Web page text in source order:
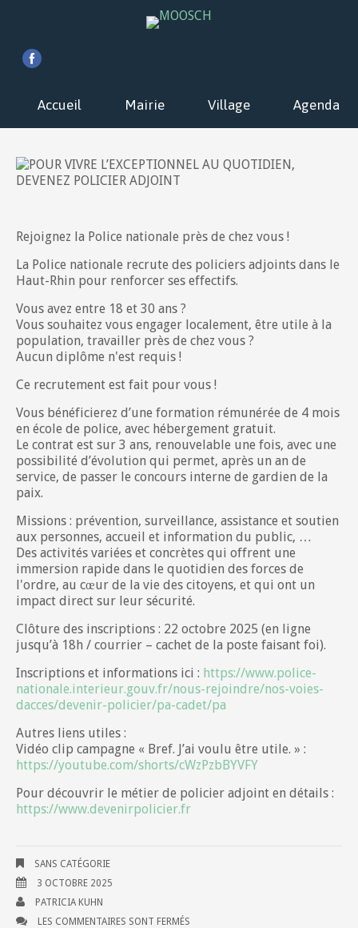
Accueil Mairie Village Agenda
Rejoignez la Police nationale près de chez vous !
La Police nationale recrute des policiers adjoints dans le
Haut-Rhin pour renforcer ses effectifs.
Vous avez entre 18 et 30 ans ?
Vous souhaitez vous engager localement, être utile à la
population, travailler près de chez vous ?
Aucun diplôme n'est requis !
Ce recrutement est fait pour vous !
Vous bénéficierez d’une formation rémunérée de 4 mois
en école de police, avec hébergement gratuit.
Le contrat est sur 3 ans, renouvelable une fois, avec une
possibilité d’évolution qui permet, après un an de
service, de passer le concours interne de gardien de la
paix.
Missions : prévention, surveillance, assistance et soutien
aux personnes, accueil et information du public, …
Des activités variées et concrètes qui offrent une
immersion rapide dans le quotidien des forces de
l'ordre, au cœur de la vie des citoyens, et qui ont un
impact direct sur leur sécurité.
Clôture des inscriptions : 22 octobre 2025 (en ligne
jusqu’à 18h / courrier – cachet de la poste faisant foi).
Inscriptions et informations ici : https://www.police-
nationale.interieur.gouv.fr/nous-rejoindre/nos-voies-
dacces/devenir-policier/pa-cadet/pa
Autres liens utiles :
Vidéo clip campagne « Bref. J’ai voulu être utile. » :
https://youtube.com/shorts/cWzPzbBYVFY
Pour découvrir le métier de policier adjoint en détails :
https://www.devenirpolicier.fr
SANS CATÉGORIE
3 OCTOBRE 2025
PATRICIA KUHN
LES COMMENTAIRES SONT FERMÉS